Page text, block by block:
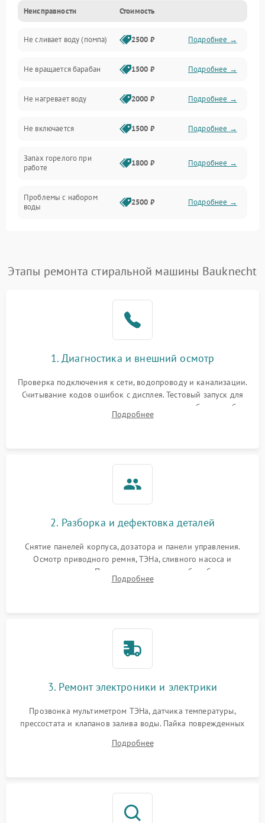
Электропитание
Водоснабжение
Слив
Программное обеспечение
Неисправности Стоимость
Не сливает воду (помпа) 2500 ₽ Подробнее →
Не вращается барабан 1500 ₽ Подробнее →
Не нагревает воду 2000 ₽ Подробнее →
Не включается 1500 ₽ Подробнее →
Запах горелого при
работе
1800 ₽ Подробнее →
Проблемы с набором
воды
2500 ₽ Подробнее →
2200 ₽ Подробнее →
Этапы ремонта стиральной машины Bauknecht
1. Диагностика и внешний осмотр
Проверка подключения к сети, водопроводу и канализации.
Считывание кодов ошибок с дисплея. Тестовый запуск для
выявления посторонних шумов, протечек или сбоев в работе
электронного модуля управления.
Подробнее
2. Разборка и дефектовка деталей
Снятие панелей корпуса, дозатора и панели управления.
Осмотр приводного ремня, ТЭНа, сливного насоса и
амортизаторов. Проверка подшипников барабана и
крестовины на износ, а манжеты люка на разрывы.
Подробнее
3. Ремонт электроники и электрики
Прозвонка мультиметром ТЭНа, датчика температуры,
прессостата и клапанов залива воды. Пайка поврежденных
Восстановление целостности проводки и контактов.
Подробнее